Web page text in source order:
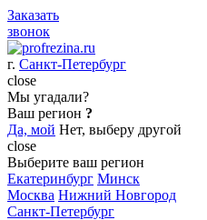
Заказать
звонок
г. Санкт-Петербург
close
Мы угадали?
Ваш регион ?
Да, мой Нет, выберу другой
close
Выберите ваш регион
Екатеринбург Минск
Москва Нижний Новгород
Санкт-Петербург